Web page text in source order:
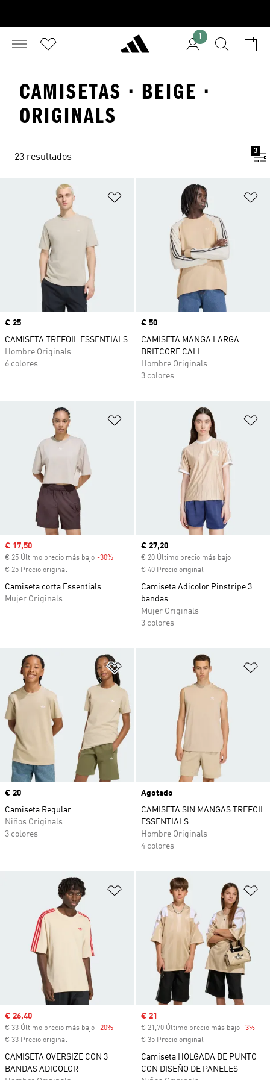
1
CAMISETAS · BEIGE ·
ORIGINALS
23 resultados
3
Añadir a la lista de deseos
Precio
€ 25
CAMISETA TREFOIL ESSENTIALS
Hombre Originals
6 colores
Precio
€ 50
CAMISETA MANGA LARGA
BRITCORE CALI
Hombre Originals
3 colores
Añadir a la lista de deseos
Precio de venta
€ 17,50
€ 25 Último precio más bajo -30% Descuento
€ 25 Precio original
Camiseta corta Essentials
Mujer Originals
Precio actual
€ 27,20
€ 20 Último precio más bajo
€ 40 Precio original
Camiseta Adicolor Pinstripe 3
bandas
Mujer Originals
3 colores
Añadir a la lista de deseos
Precio
€ 20
Camiseta Regular
Niños Originals
3 colores
Agotado
CAMISETA SIN MANGAS TREFOIL
ESSENTIALS
Hombre Originals
4 colores
Añadir a la lista de deseos
Precio de venta
€ 26,40
€ 33 Último precio más bajo -20% Descuento
€ 33 Precio original
CAMISETA OVERSIZE CON 3
BANDAS ADICOLOR
Precio de venta
€ 21
€ 21,70 Último precio más bajo -3%
€ 35 Precio original
Camiseta HOLGADA DE PUNTO
CON DISEÑO DE PANELES